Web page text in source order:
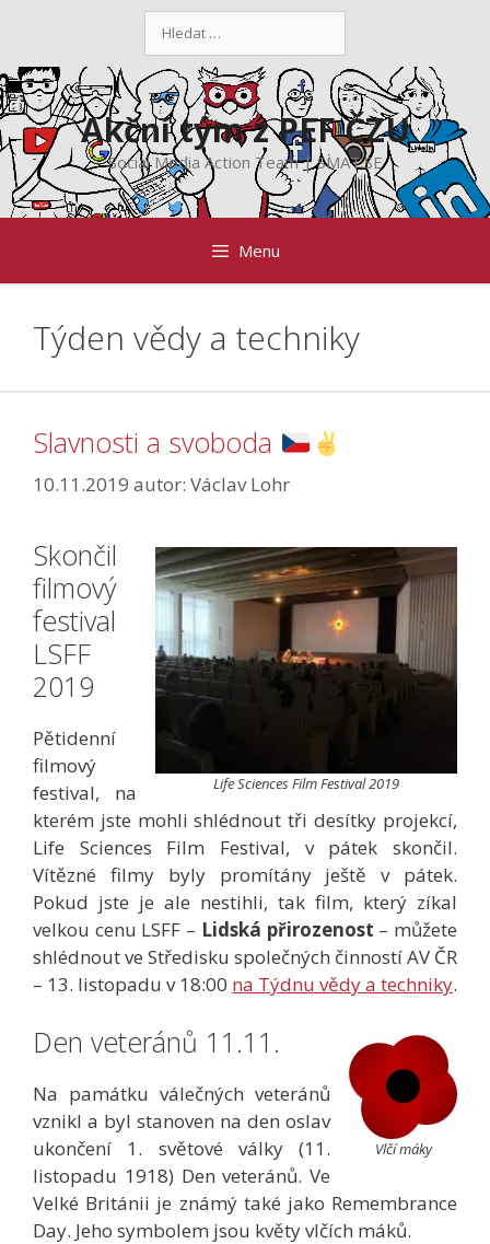
obsah
Akční tým z PEF ČZU
Social Media Action Team | SMAT.SE
Menu
Týden vědy a techniky
Slavnosti a svoboda
10.11.2019 autor: Václav Lohr
Life Sciences Film Festival 2019
Skončil
filmový
festival
LSFF
2019
Pětidenní
filmový
festival, na
kterém jste mohli shlédnout tři desítky projekcí,
Life Sciences Film Festival, v pátek skončil.
Vítězné filmy byly promítány ještě v pátek.
Pokud jste je ale nestihli, tak film, který zíkal
velkou cenu LSFF – Lidská přirozenost – můžete
shlédnout ve Středisku společných činností AV ČR
– 13. listopadu v 18:00 na Týdnu vědy a techniky.
Vlčí máky
Den veteránů 11.11.
Na památku válečných veteránů
vznikl a byl stanoven na den oslav
ukončení 1. světové války (11.
listopadu 1918) Den veteránů. Ve
Velké Británii je známý také jako Remembrance
Day. Jeho symbolem jsou květy vlčích máků.